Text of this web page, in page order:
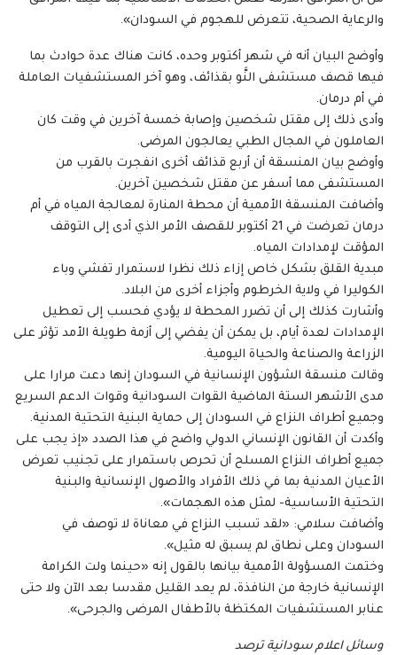
والرعاية الصحية، تتعرض للهجوم في السودان».
وأوضح البيان أنه في شهر أكتوبر وحده، كانت هناك عدة حوادث بما
فيها قصف مستشفى النَّو بقذائف، وهو آخر المستشفيات العاملة
في أم درمان.
وأدى ذلك إلى مقتل شخصين وإصابة خمسة آخرين في وقت كان
العاملون في المجال الطبي يعالجون المرضى.
وأوضح بيان المنسقة أن أربع قذائف أخرى انفجرت بالقرب من
المستشفى مما أسفر عن مقتل شخصين آخرين.
وأضافت المنسقة الأممية أن محطة المنارة لمعالجة المياه في أم
درمان تعرضت في 21 أكتوبر للقصف الأمر الذي أدى إلى التوقف
المؤقت لإمدادات المياه.
مبدية القلق بشكل خاص إزاء ذلك نظرا لاستمرار تفشي وباء
الكوليرا في ولاية الخرطوم وأجزاء أخرى من البلاد.
وأشارت كذلك إلى أن تضرر المحطة لا يؤدي فحسب إلى تعطيل
الإمدادات لعدة أيام، بل يمكن أن يفضي إلى أزمة طويلة الأمد تؤثر على
الزراعة والصناعة والحياة اليومية.
وقالت منسقة الشؤون الإنسانية في السودان إنها دعت مرارا على
مدى الأشهر الستة الماضية القوات السودانية وقوات الدعم السريع
وجميع أطراف النزاع في السودان إلى حماية البنية التحتية المدنية.
وأكدت أن القانون الإنساني الدولي واضح في هذا الصدد «إذ يجب على
جميع أطراف النزاع المسلح أن تحرص باستمرار على تجنيب تعرض
الأعيان المدنية بما في ذلك الأفراد والأصول الإنسانية والبنية
التحتية الأساسية- لمثل هذه الهجمات».
وأضافت سلامي: «لقد تسبب النزاع في معاناة لا توصف في
السودان وعلى نطاق لم يسبق له مثيل».
وختمت المسؤولة الأممية بيانها بالقول إنه «حينما ولت الكرامة
الإنسانية خارجة من النافذة، لم يعد القليل مقدسا بعد الآن ولا حتى
عنابر المستشفيات المكتظة بالأطفال المرضى والجرحى».
وسائل اعلام سودانية ترصد